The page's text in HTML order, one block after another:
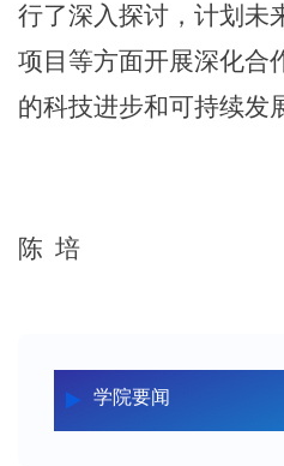
学院要闻
行了深入探讨，计划未
项目等方面开展深化合
的科技进步和可持续发
图文
审核
陈 培